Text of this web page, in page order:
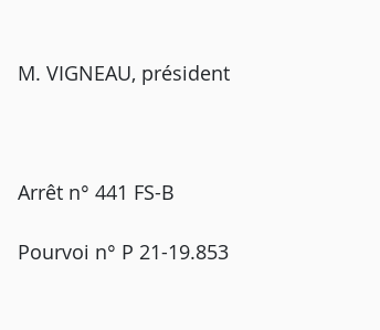
M. VIGNEAU, président
Arrêt n° 441 FS-B
Pourvoi n° P 21-19.853